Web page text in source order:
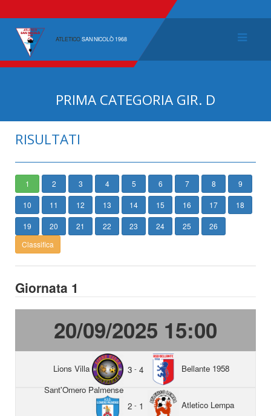
ATLETICOSAN NICOLÒ 1968
PRIMA CATEGORIA GIR. D
RISULTATI
1 2 3 4 5 6 7 8 9
10 11 12 13 14 15 16 17 18
19 20 21 22 23 24 25
26
Classifica
Giornata 1
20/09/2025 15:00
Lions Villa 3 - 4
Bellante 1958
Sant'Omero Palmense
2 - 1 Atletico Lempa